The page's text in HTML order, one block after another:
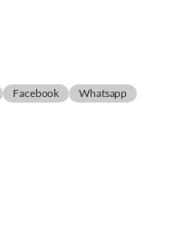
Facebook Whatsapp